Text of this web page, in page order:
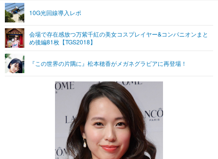
グラビア
ショッピング その他
ライフTOP
その他
リリース一覧
プッシュ通知の停止方法
10G光回線導入レポ
会場で存在感放つ万紫千紅の美女コスプレイヤー&コンパニオンまと
め後編81枚【TGS2018】
『この世界の片隅に』松本穂香がメガネグラビアに再登場！